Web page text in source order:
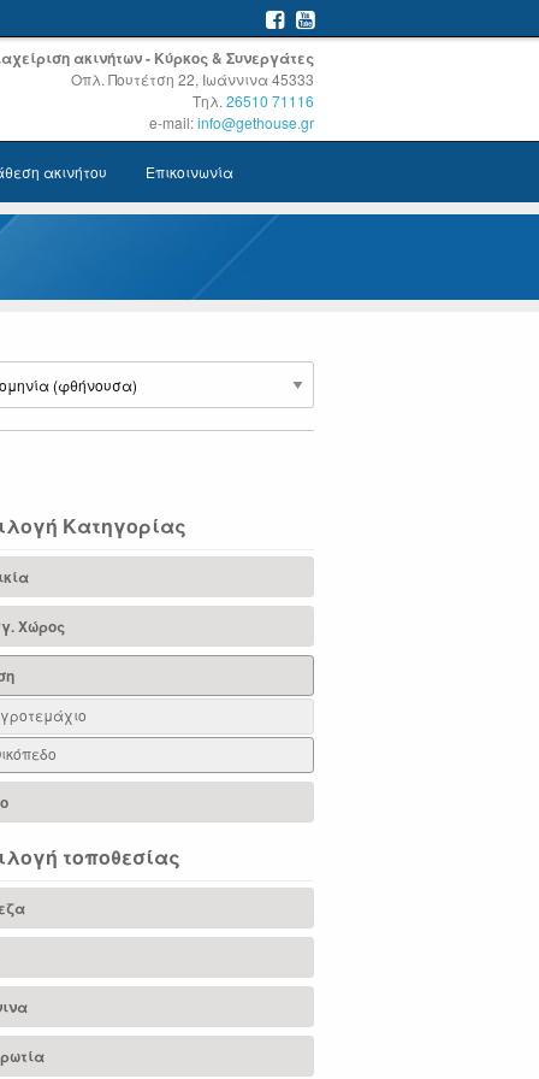
ακινήτων - Κύρκος & Συνεργάτες
Οπλ. Πουτέτση 22, Ιωάννινα 45333
Τηλ. 26510 71116
e-mail:info@gethouse.gr
ακινήτου Επικοινωνία
Κατηγορίας
Χώρος
τοποθεσίας